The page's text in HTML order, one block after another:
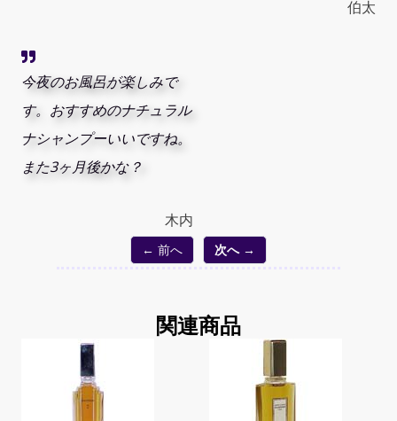
伯太
今夜のお風呂が楽しみで
す。おすすめのナチュラル
ナシャンプーいいですね。
また3ヶ月後かな？
木内
← 前へ 次へ →
関連商品